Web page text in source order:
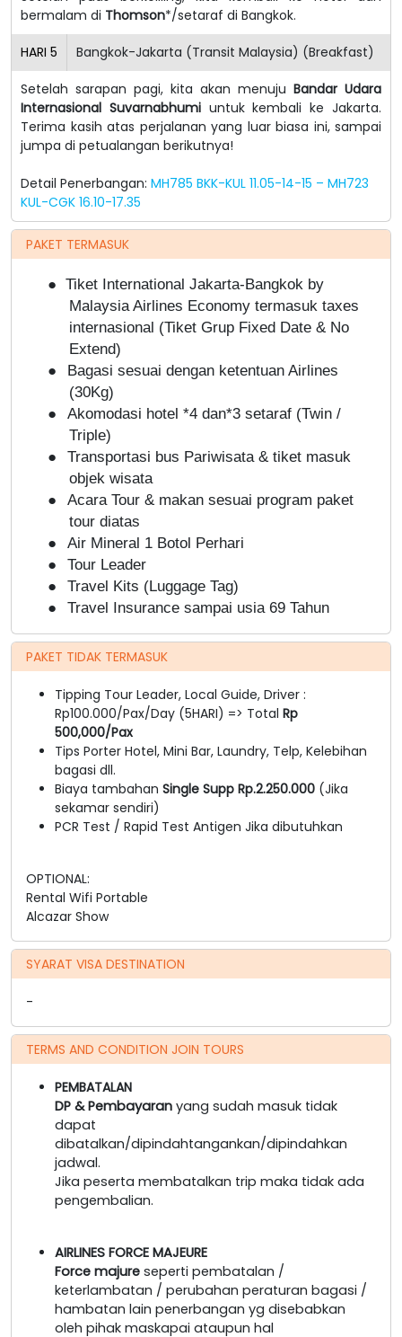
bermalam di Thomson*/setaraf di Bangkok.
HARI 5 Bangkok-Jakarta (Transit Malaysia) (Breakfast)
Setelah sarapan pagi, kita akan menuju Bandar Udara
Internasional Suvarnabhumiuntuk kembali ke Jakarta.
Terima kasih atas perjalanan yang luar biasa ini, sampai
jumpa di petualangan berikutnya!
Detail Penerbangan: MH785 BKK-KUL 11.05-14-15 – MH723
KUL-CGK 16.10-17.35
PAKET TERMASUK
● Tiket International Jakarta-Bangkok by
Malaysia Airlines Economy termasuk taxes
internasional (Tiket Grup Fixed Date & No
Extend)
●
Bagasi sesuai dengan ketentuan Airlines
(30Kg)
●
Akomodasi hotel *4 dan*3 setaraf (Twin /
Triple)
●
Transportasi bus Pariwisata & tiket masuk
objek wisata
●
Acara Tour & makan sesuai program paket
tour diatas
●
Air Mineral 1 Botol Perhari
●
Tour Leader
●
Travel Kits (Luggage Tag)
●
Travel Insurance sampai usia 69 Tahun
PAKET TIDAK TERMASUK
Tipping Tour Leader, Local Guide, Driver :
Rp100.000/Pax/Day (5HARI) => Total Rp
500,000/Pax
Tips Porter Hotel, Mini Bar, Laundry, Telp, Kelebihan
bagasi dll.
Biaya tambahan Single Supp Rp.2.250.000 (Jika
sekamar sendiri)
PCR Test / Rapid Test Antigen Jika dibutuhkan
OPTIONAL:
Rental Wifi Portable
Alcazar Show
SYARAT VISA DESTINATION
-
TERMS AND CONDITION JOIN TOURS
PEMBATALAN
DP & Pembayaran yang sudah masuk tidak
dapat
dibatalkan/dipindahtangankan/dipindahkan
jadwal.
Jika peserta membatalkan trip maka tidak ada
pengembalian.
AIRLINES FORCE MAJEURE
Force majure seperti pembatalan /
keterlambatan / perubahan peraturan bagasi /
hambatan lain penerbangan yg disebabkan
oleh pihak maskapai ataupun hal